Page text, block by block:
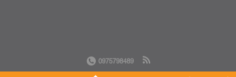
0975798489